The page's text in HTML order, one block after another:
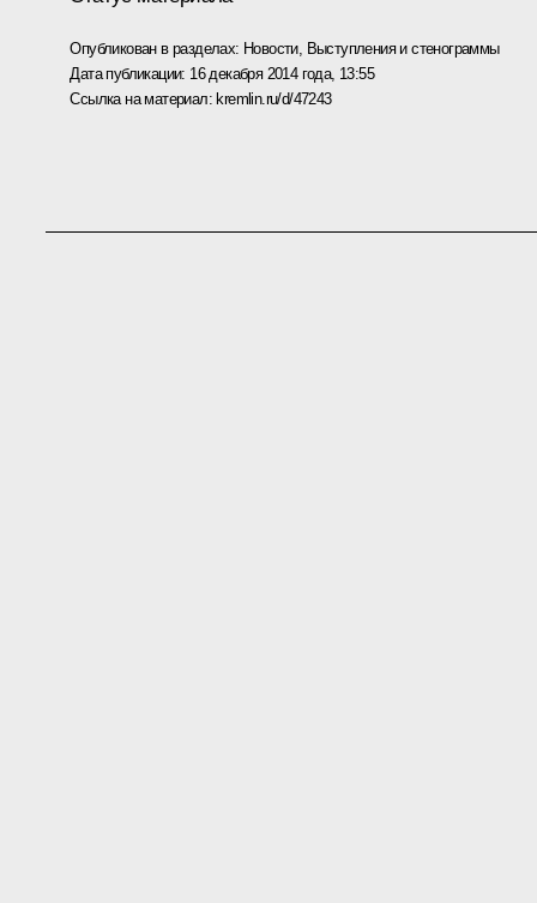
Опубликован в разделах: Новости, Выступления и стенограммы
Дата публикации: 16 декабря 2014 года, 13:55
Ссылка на материал: kremlin.ru/d/47243